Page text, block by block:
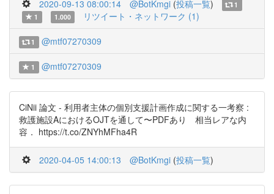
2020-09-13 08:00:14 @BotKmgi (投稿一覧)
1
1
1.000 リツイート・ネットワーク (1)
1 @mtf07270309
1 @mtf07270309
CiNii 論文 - 利用者主体の個別支援計画作成に関する一考察 :
救護施設AにおけるOJTを通して〜PDFあり 相当レアな内
容． https://t.co/ZNYhMFha4R
2020-04-05 14:00:13 @BotKmgi (投稿一覧)